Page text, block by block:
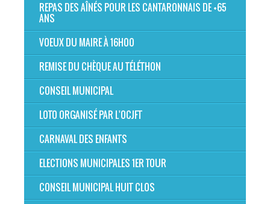
REPAS DES AÎNÉS POUR LES CANTARONNAIS DE +65
ANS
VOEUX DU MAIRE À 16H00
REMISE DU CHÈQUE AU TÉLÉTHON
CONSEIL MUNICIPAL
LOTO ORGANISÉ PAR L'OCJFT
CARNAVAL DES ENFANTS
ELECTIONS MUNICIPALES 1ER TOUR
CONSEIL MUNICIPAL HUIT CLOS